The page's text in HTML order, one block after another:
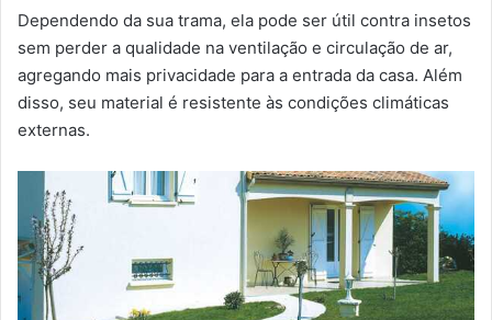
Dependendo da sua trama, ela pode ser útil contra insetos
sem perder a qualidade na ventilação e circulação de ar,
agregando mais privacidade para a entrada da casa. Além
disso, seu material é resistente às condições climáticas
externas.